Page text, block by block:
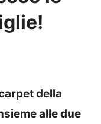
della
alle due